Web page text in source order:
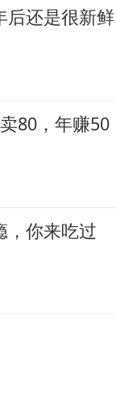
后还是很新鲜
80，年赚50
，你来吃过